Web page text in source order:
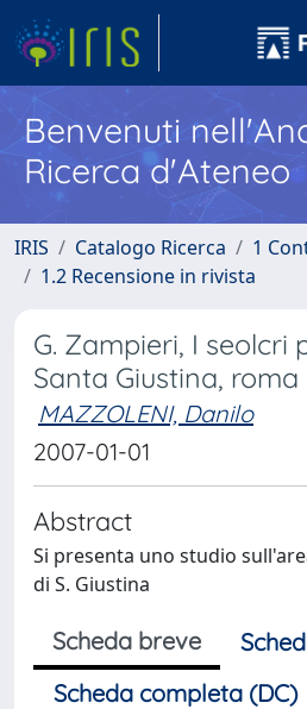
Benvenuti
Ricerca d'Ateneo
IRIS Catalogo Ricerca
1
1.2 Recensione in rivista
G. Zampieri, I seolcri
Santa Giustina, roma
MAZZOLENI, Danilo
2007-01-01
Abstract
Si presenta uno studio
di S. Giustina
Scheda breve
Scheda completa (DC)